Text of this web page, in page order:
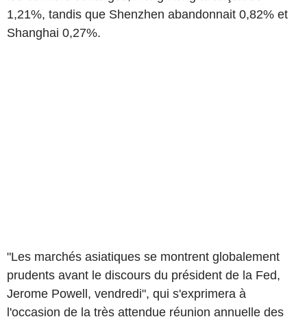
1,21%, tandis que Shenzhen abandonnait 0,82% et
Shanghai 0,27%.
"Les marchés asiatiques se montrent globalement
prudents avant le discours du président de la Fed,
Jerome Powell, vendredi", qui s'exprimera à
l'occasion de la très attendue réunion annuelle des